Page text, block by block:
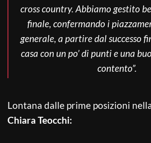
cross country. Abbiamo gestito
finale, confermando i
generale, a partire dal successo
casa con un po’ di punti e una
contento”.
Lontana dalle prime posizioni
Chiara Teocchi: